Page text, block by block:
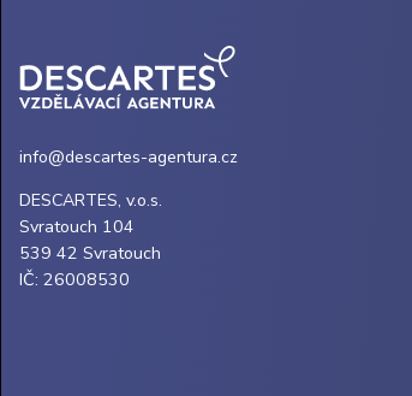
info@descartes-agentura.cz
DESCARTES, v.o.s.
Svratouch 104
539 42 Svratouch
IČ: 26008530